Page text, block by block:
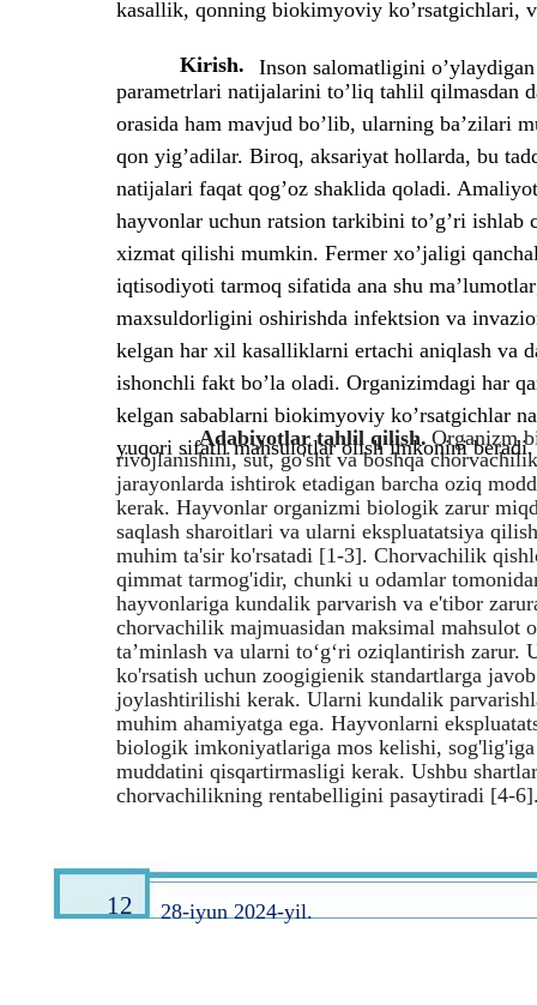
12 28-iyun 2024-yil.
kasallik, qonning biokimyoviy ko’rsatgichlari,
Kirish.
Inson salomatligini
parametrlari natijalarini to’liq tahlil qilmasdan
orasida ham mavjud bo’lib, ularning ba’zilari
qon yig’adilar. Biroq, aksariyat hollarda, bu
natijalari faqat qog’oz shaklida qoladi.
hayvonlar uchun ratsion tarkibini to’g’ri ishlab
xizmat qilishi mumkin. Fermer xo’jaligi
iqtisodiyoti tarmoq sifatida ana shu
maxsuldorligini oshirishda infektsion va
kelgan har xil kasalliklarni ertachi aniqlash va
ishonchli fakt bo’la oladi. Organizimdagi har
kelgan sabablarni biokimyoviy ko’rsatgichlar
yuqori sifatli mahsulotlar olish imkonini beradi.
Adabiyotlar tahlil qilish. Organizm
rivojlanishini, sut, go'sht va boshqa
jarayonlarda ishtirok etadigan barcha oziq
kerak. Hayvonlar organizmi biologik zarur
saqlash sharoitlari va ularni ekspluatatsiya
muhim ta'sir ko'rsatadi [1-3]. Chorvachilik
qimmat tarmog'idir, chunki u odamlar
hayvonlariga kundalik parvarish va e'tibor
chorvachilik majmuasidan maksimal
ta’minlash va ularni to‘g‘ri oziqlantirish
ko'rsatish uchun zoogigienik standartlarga
joylashtirilishi kerak. Ularni kundalik
muhim ahamiyatga ega. Hayvonlarni
biologik imkoniyatlariga mos kelishi,
muddatini qisqartirmasligi kerak. Ushbu
chorvachilikning rentabelligini pasaytiradi [4-